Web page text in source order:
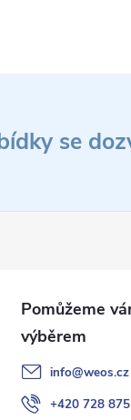
se
info@weos.cz
+420 728